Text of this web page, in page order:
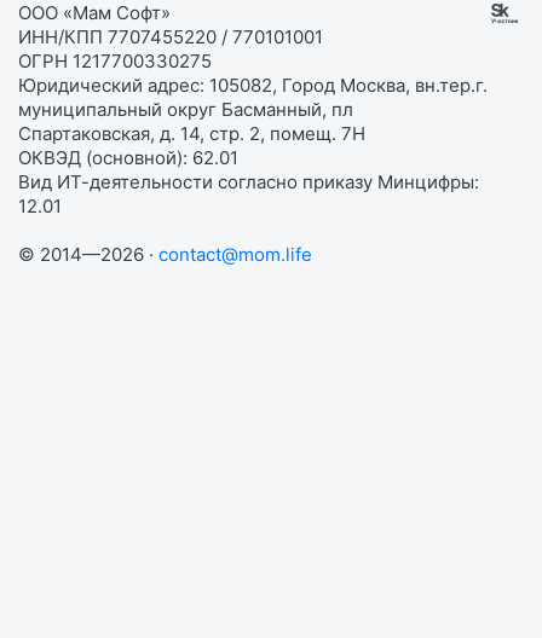
ООО «Мам Софт»
ИНН/КПП 7707455220 / 770101001
ОГРН 1217700330275
Юридический адрес: 105082, Город Москва, вн.тер.г.
муниципальный округ Басманный, пл
Спартаковская, д. 14, стр. 2, помещ. 7Н
ОКВЭД (основной): 62.01
Вид ИТ-деятельности согласно приказу Минцифры:
12.01
© 2014—2026 · contact@mom.life